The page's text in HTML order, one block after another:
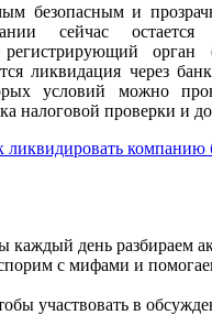
безопасным и
сейчас остается
регистрирующий орган
ликвидация через
условий можно
налоговой проверки и
ликвидировать компанию
каждый день разбираем
с мифами и
участвовать в